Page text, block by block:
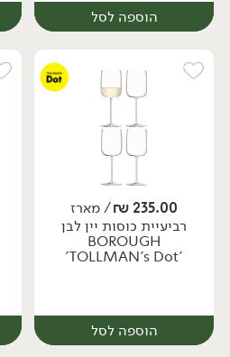
הוספה לסל
יח׳
235.00
₪/ מארז
רביעיית כוסות יין לבן
BOROUGH
'TOLLMAN's Dot'
הוספה לסל